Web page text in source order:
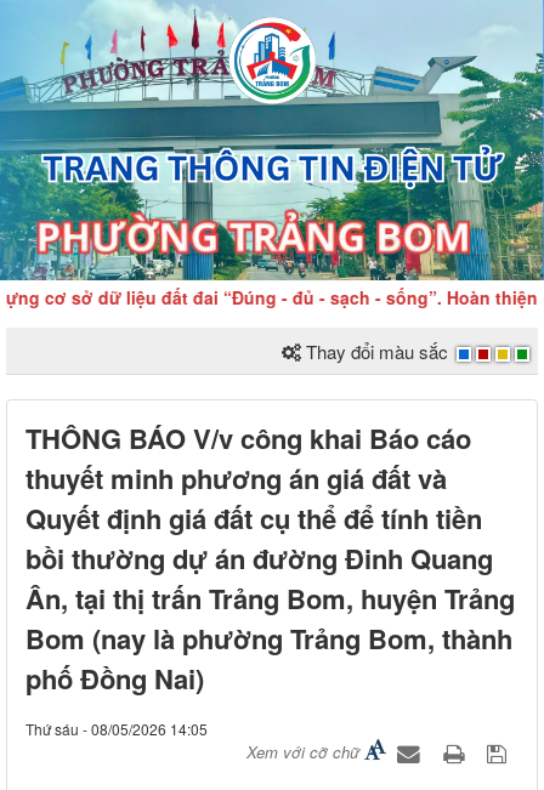
cơ sở dữ liệu đất đai “Đúng - đủ - sạch - sống”. Hoàn thiện
Thay đổi màu sắc
THÔNG BÁO V/v công khai Báo cáo
thuyết minh phương án giá đất và
Quyết định giá đất cụ thể để tính tiền
bồi thường dự án đường Đinh Quang
Ân, tại thị trấn Trảng Bom, huyện Trảng
Bom (nay là phường Trảng Bom, thành
phố Đồng Nai)
Thứ sáu - 08/05/2026 14:05
Xem với cỡ chữ